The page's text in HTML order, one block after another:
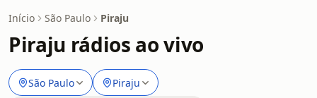
Início São Paulo Piraju
Piraju rádios ao vivo
São Paulo Piraju